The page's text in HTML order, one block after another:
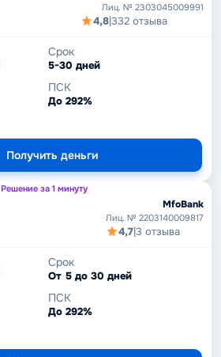
Лиц. № 2303045009991
4,8|332 отзыва
Срок
5-30 дней
ПСК
До 292%
Получить деньги
Решение за 1 минуту
MfoBank
Лиц. № 2203140009817
4,7|3 отзыва
Срок
От 5 до 30 дней
ПСК
До 292%